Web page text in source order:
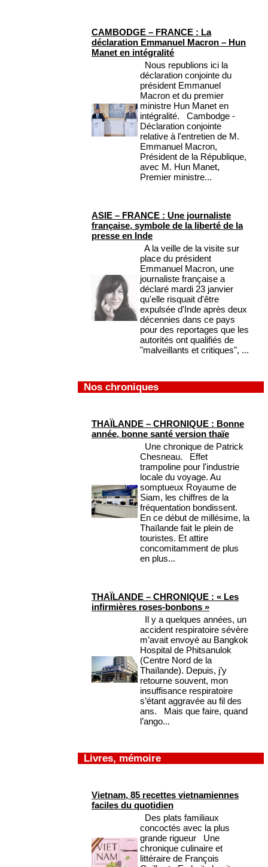
CAMBODGE – FRANCE : La
déclaration Emmanuel Macron – Hun
Manet en intégralité
Nous republions ici la
déclaration conjointe du
président Emmanuel
Macron et du premier
ministre Hun Manet en
intégralité. Cambodge -
Déclaration conjointe
relative à l'entretien de M.
Emmanuel Macron,
Président de la République,
avec M. Hun Manet,
Premier ministre...
ASIE – FRANCE : Une journaliste
française, symbole de la liberté de la
presse en Inde
A la veille de la visite sur
place du président
Emmanuel Macron, une
journaliste française a
déclaré mardi 23 janvier
qu'elle risquait d'être
expulsée d'Inde après deux
décennies dans ce pays
pour des reportages que les
autorités ont qualifiés de
"malveillants et critiques", ...
Nos chroniques
THAÏLANDE – CHRONIQUE : Bonne
année, bonne santé version thaïe
Une chronique de Patrick
Chesneau. Effet
trampoline pour l'industrie
locale du voyage. Au
somptueux Royaume de
Siam, les chiffres de la
fréquentation bondissent.
En ce début de millésime, la
Thaïlande fait le plein de
touristes. Et attire
concomitamment de plus
en plus...
THAÏLANDE – CHRONIQUE : « Les
infirmières roses-bonbons »
Il y a quelques années, un
accident respiratoire sévère
m’avait envoyé au Bangkok
Hospital de Phitsanulok
(Centre Nord de la
Thaïlande). Depuis, j’y
retourne souvent, mon
insuffisance respiratoire
s’étant aggravée au fil des
ans. Mais que faire, quand
l’ango...
Livres, mémoire
Vietnam, 85 recettes vietnamiennes
faciles du quotidien
Des plats familiaux
concoctés avec la plus
grande rigueur Une
chronique culinaire et
littéraire de François